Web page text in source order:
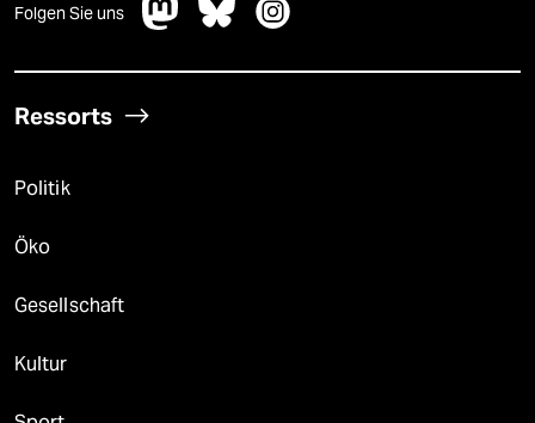
Folgen Sie uns
Ressorts
Politik
Öko
Gesellschaft
Kultur